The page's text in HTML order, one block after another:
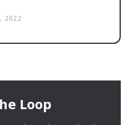
2022
Loop